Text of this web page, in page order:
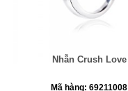
Nhẫn Crush Love
Mã hàng: 69211008